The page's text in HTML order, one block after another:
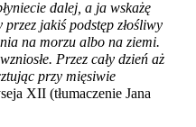
dalej, a ja wskażę
jakiś podstęp złośliwy
na morzu albo na ziemi.
Przez cały dzień aż
przy mięsiwie
XII (tłumaczenie Jana